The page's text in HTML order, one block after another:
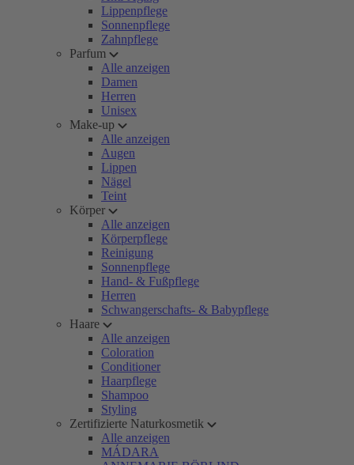
Lippenpflege
Sonnenpflege
Zahnpflege
Parfum
Alle anzeigen
Damen
Herren
Unisex
Make-up
Alle anzeigen
Augen
Lippen
Nägel
Teint
Körper
Alle anzeigen
Körperpflege
Reinigung
Sonnenpflege
Hand- & Fußpflege
Herren
Schwangerschafts- & Babypflege
Haare
Alle anzeigen
Coloration
Conditioner
Haarpflege
Shampoo
Styling
Zertifizierte Naturkosmetik
Alle anzeigen
MÁDARA